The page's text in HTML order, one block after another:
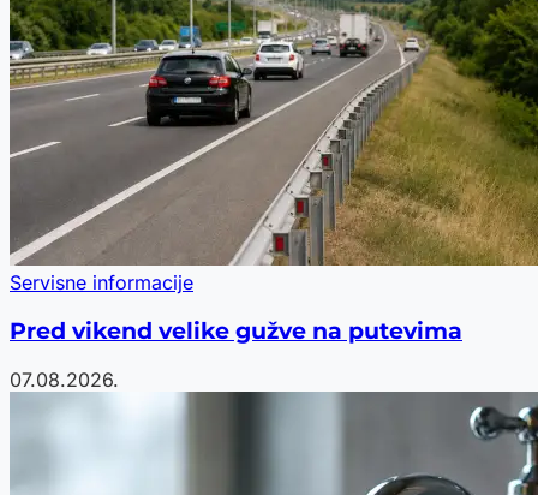
Servisne informacije
Pred vikend velike gužve na putevima
07.08.2026.